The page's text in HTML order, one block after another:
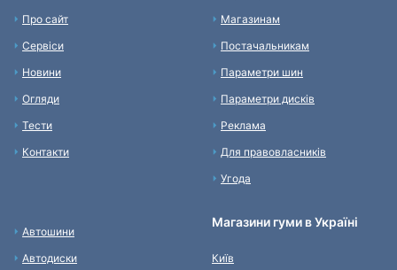
Про сайт
Сервіси
Новини
Огляди
Тести
Контакти
Магазинам
Постачальникам
Параметри шин
Параметри дисків
Реклама
Для правовласників
Угода
Автошини
Автодиски
Магазини гуми в Україні
Київ